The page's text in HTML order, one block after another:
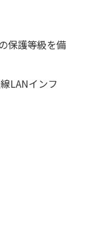
保護等級を備
LANインフ